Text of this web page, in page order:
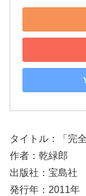
タイトル：「完
作者：乾緑郎
出版社：宝島社
発行年：2011年